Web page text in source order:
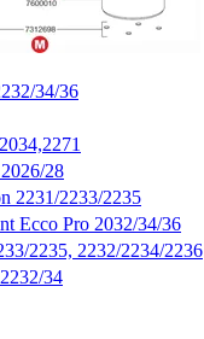
34/36
28
2231/2233/2235
Ecco Pro 2032/34/36
2235, 2232/2234/2236
34